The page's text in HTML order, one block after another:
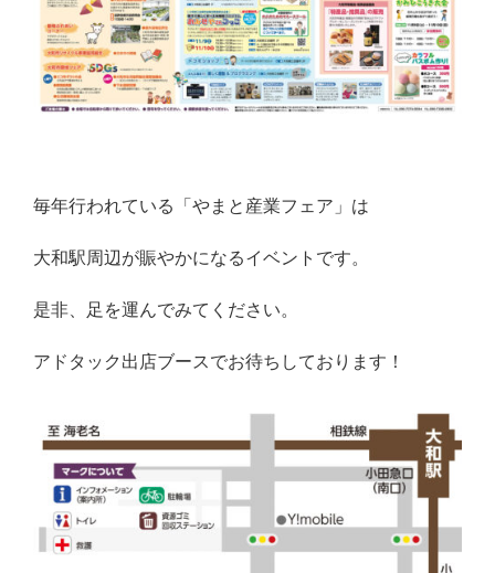
毎年行われている「やまと産業フェア」は
大和駅周辺が賑やかになるイベントです。
是非、足を運んでみてください。
アドタック出店ブースでお待ちしております！